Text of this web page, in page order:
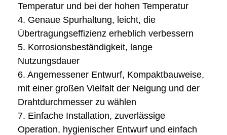
Temperatur und bei der hohen Temperatur
4. Genaue Spurhaltung, leicht, die
Übertragungseffizienz erheblich verbessern
5. Korrosionsbeständigkeit, lange
Nutzungsdauer
6. Angemessener Entwurf, Kompaktbauweise,
mit einer großen Vielfalt der Neigung und der
Drahtdurchmesser zu wählen
7. Einfache Installation, zuverlässige
Operation, hygienischer Entwurf und einfach